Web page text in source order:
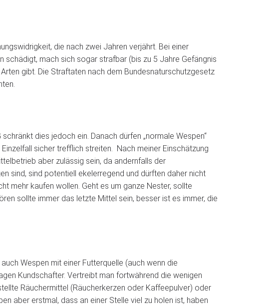
die nach zwei Jahren verjährt. Bei einer
mach sich sogar strafbar (bis zu 5 Jahre Gefängnis
gibt. Die Straftaten nach dem Bundesnaturschutzgesetz
dies jedoch ein. Danach dürfen „normale Wespen“
sicher trefflich streiten. Nach meiner Einschätzung
aber zulässig sein, da andernfalls der
sind, sind potentiell ekelerregend und dürften daher nicht
mehr kaufen wollen. Geht es um ganze Nester, sollte
sollte immer das letzte Mittel sein, besser ist es immer, die
Wespen mit einer Futterquelle (auch wenn die
Kundschafter. Vertreibt man fortwährend die wenigen
Räuchermittel (Räucherkerzen oder Kaffeepulver) oder
aber erstmal, dass an einer Stelle viel zu holen ist, haben